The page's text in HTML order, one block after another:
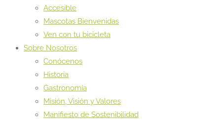
Accesible
Mascotas Bienvenidas
Ven con tu bicicleta
Sobre Nosotros
Conócenos
Historia
Gastronomía
Misión, Visión y Valores
Manifiesto de Sostenibilidad